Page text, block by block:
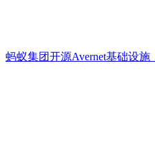
蚂蚁集团开源Avernet基础设